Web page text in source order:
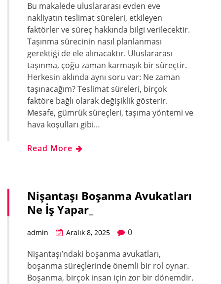
Bu makalede uluslararası evden eve
nakliyatın teslimat süreleri, etkileyen
faktörler ve süreç hakkında bilgi verilecektir.
Taşınma sürecinin nasıl planlanması
gerektiği de ele alınacaktır. Uluslararası
taşınma, çoğu zaman karmaşık bir süreçtir.
Herkesin aklında aynı soru var: Ne zaman
taşınacağım? Teslimat süreleri, birçok
faktöre bağlı olarak değişiklik gösterir.
Mesafe, gümrük süreçleri, taşıma yöntemi ve
hava koşulları gibi…
Read More
Nişantaşı Boşanma Avukatları
Ne İş Yapar_
admin Aralık 8, 2025
0
Nişantaşı’ndaki boşanma avukatları,
boşanma süreçlerinde önemli bir rol oynar.
Boşanma, birçok insan için zor bir dönemdir.